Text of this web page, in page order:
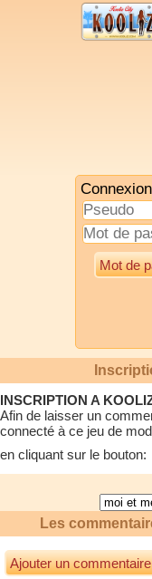
Mot de
INSCRIPTION A
Afin de laisser un
connecté à ce jeu de
en cliquant sur le bouton:
Les
Ajouter un commentaire